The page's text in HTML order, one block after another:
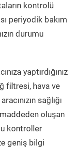
kontrolü
periyodik bakım
durumu
yaptırdığınız
filtresi, hava ve
sağlığı
oluşan
kontroller
geniş bilgi